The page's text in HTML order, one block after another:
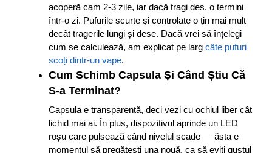
acoperă cam 2-3 zile, iar dacă tragi des, o termini
într-o zi. Pufurile scurte și controlate o țin mai mult
decât tragerile lungi și dese. Dacă vrei să înțelegi
cum se calculează, am explicat pe larg câte pufuri
scoți dintr-un vape.
Cum Schimb Capsula Și Când Știu Că
S-a Terminat?
Capsula e transparentă, deci vezi cu ochiul liber cât
lichid mai ai. În plus, dispozitivul aprinde un LED
roșu care pulsează când nivelul scade — ăsta e
momentul să pregătești una nouă, ca să eviți gustul